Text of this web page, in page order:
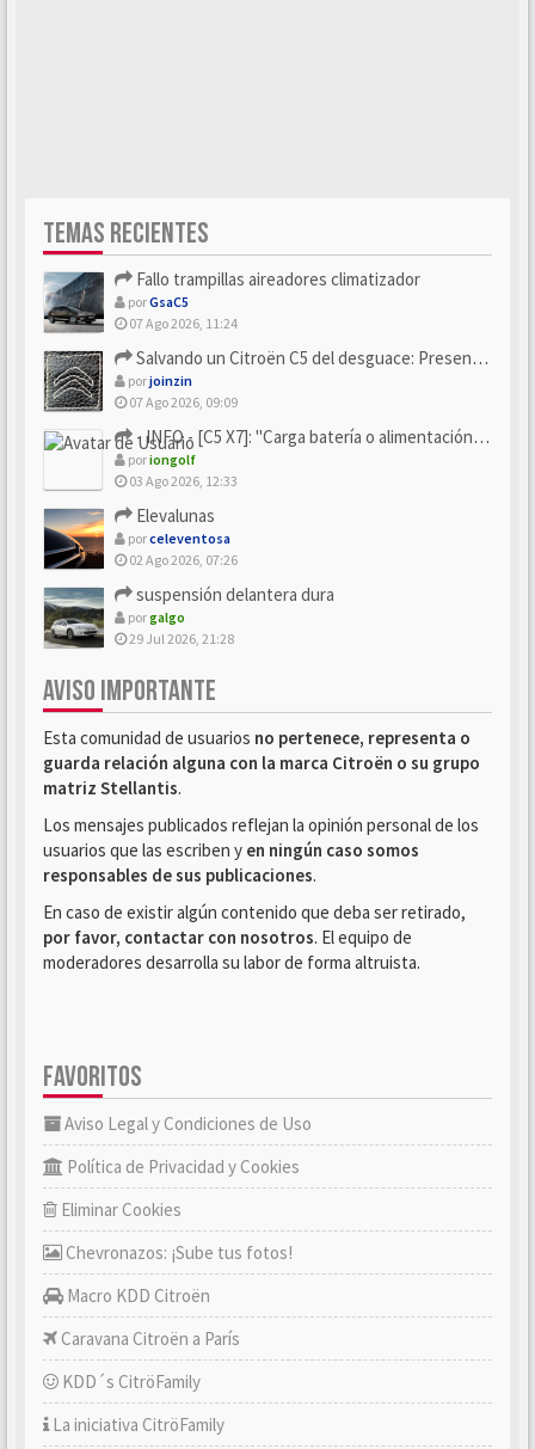
TEMAS RECIENTES
Fallo trampillas aireadores climatizador
porGsaC5
07 Ago 2026, 11:24
Salvando un Citroën C5 del desguace: Presentación y seguimiento
porjoinzin
07 Ago 2026, 09:09
- INFO - [C5 X7]: "Carga batería o alimentación eléctri...
poriongolf
03 Ago 2026, 12:33
Elevalunas
porceleventosa
02 Ago 2026, 07:26
suspensión delantera dura
porgalgo
29 Jul 2026, 21:28
AVISO IMPORTANTE
Esta comunidad de usuarios no pertenece, representa o
guarda relación alguna con la marca Citroën o su grupo
matriz Stellantis.
Los mensajes publicados reflejan la opinión personal de los
usuarios que las escriben y en ningún caso somos
responsables de sus publicaciones.
En caso de existir algún contenido que deba ser retirado,
por favor, contactar con nosotros. El equipo de
moderadores desarrolla su labor de forma altruista.
FAVORITOS
Aviso Legal y Condiciones de Uso
Política de Privacidad y Cookies
Eliminar Cookies
Chevronazos: ¡Sube tus fotos!
Macro KDD Citroën
Caravana Citroën a París
KDD´s CitröFamily
La iniciativa CitröFamily